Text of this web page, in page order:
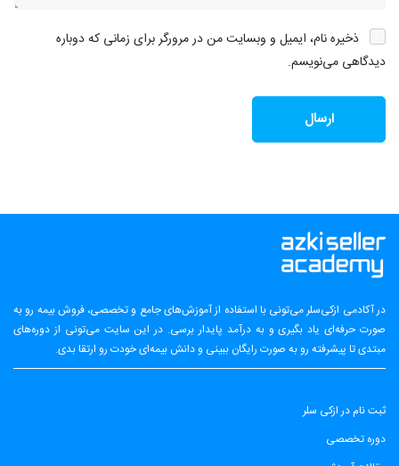
ذخیره نام، ایمیل و وبسایت من در مرورگر برای زمانی که دوباره
دیدگاهی می‌نویسم.
در آکادمی ازکی‌سلر می‌تونی با استفاده از آموزش‌های جامع و تخصصی، فروش بیمه رو به
صورت حرفه‌ای یاد بگیری و به درآمد پایدار برسی. در این سایت می‌تونی از دوره‌های
مبتدی تا پیشرفته رو به صورت رایگان ببینی و دانش بیمه‌ای خودت رو ارتقا بدی.
ثبت نام در ازکی سلر
دوره تخصصی